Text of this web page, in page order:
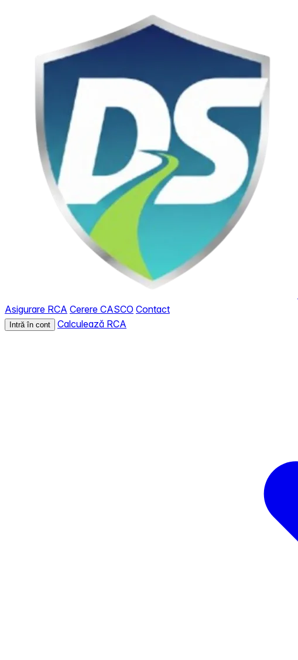
Asigurare RCA Cerere CASCO Contact
Intră în cont Calculează RCA